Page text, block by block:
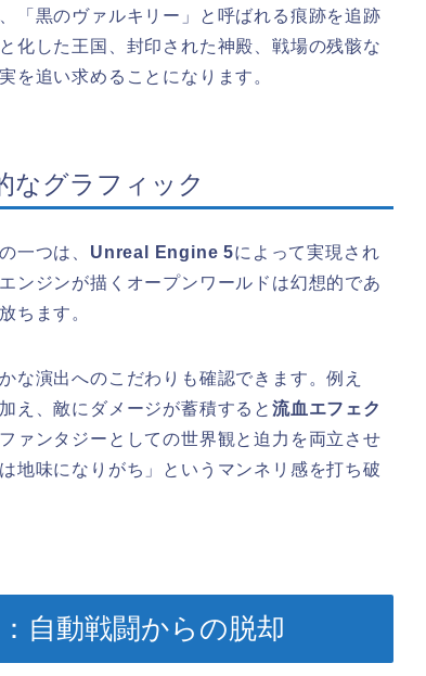
「黒のヴァルキリー」と呼ばれる痕跡を追跡
化した王国、封印された神殿、戦場の残骸な
を追い求めることになります。
なグラフィック
一つは、 Unreal Engine 5によって実現され
ンジンが描くオープンワールドは幻想的であ
ちます。
な演出へのこだわりも確認できます。例え
え、敵にダメージが蓄積すると 流血エフェク
ァンタジーとしての世界観と迫力を両立させ
地味になりがち」というマンネリ感を打ち破
自動戦闘からの脱却